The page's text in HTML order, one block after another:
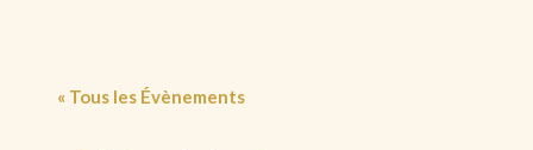
« Tous les Évènements